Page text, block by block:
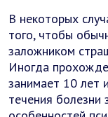
В некоторых
того, чтобы
заложником
Иногда
занимает 10 лет
течения болезни